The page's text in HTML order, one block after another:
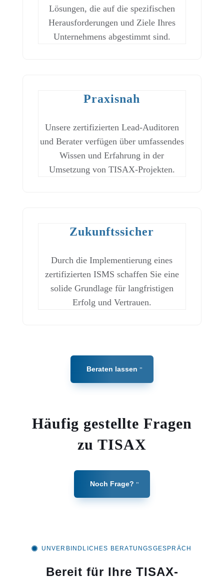
Lösungen, die auf die spezifischen
Herausforderungen und Ziele Ihres
Unternehmens abgestimmt sind.
Praxisnah
Unsere zertifizierten Lead-Auditoren
und Berater verfügen über umfassendes
Wissen und Erfahrung in der
Umsetzung von TISAX-Projekten.
Zukunftssicher
Durch die Implementierung eines
zertifizierten ISMS schaffen Sie eine
solide Grundlage für langfristigen
Erfolg und Vertrauen.
Beraten lassen
Häufig gestellte Fragen
zu TISAX
Noch Frage?
UNVERBINDLICHES BERATUNGSGESPRÄCH
Bereit für Ihre TISAX-